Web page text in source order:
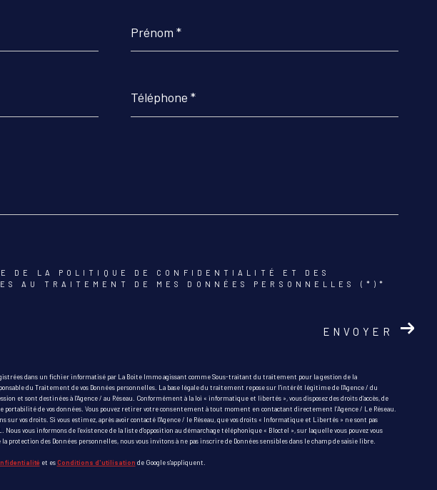
*
*
DE LA POLITIQUE DE CONFIDENTIALITÉ ET DES
AU TRAITEMENT DE MES DONNÉES PERSONNELLES (*)*
ENVOYER
dans un fichier informatisé par La Boite Immo agissant comme Sous-traitant du traitement pour la gestion de la
du Traitement de vos Données personnelles. La base légale du traitement repose sur l'intérêt légitime de l'Agence / du
et sont destinées à l'Agence / au Réseau. Conformément à la loi « informatique et libertés », vous disposez des droits d’accès, de
portabilité de vos données. Vous pouvez retirer votre consentement à tout moment en contactant directement l’Agence / Le Réseau.
sur vos droits. Si vous estimez, après avoir contacté l'Agence / le Réseau, que vos droits « Informatique et Libertés » ne sont pas
Nous vous informons de l’existence de la liste d'opposition au démarchage téléphonique « Bloctel », sur laquelle vous pouvez vous
la protection des Données personnelles, nous vous invitons à ne pas inscrire de Données sensibles dans le champ de saisie libre.
et esConditions d'utilisation de Google s'appliquent.